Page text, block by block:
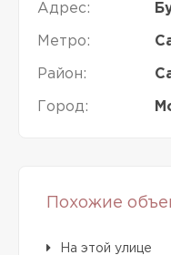
Адрес:
Метро:
Район:
Город:
Похожие
На этой улице